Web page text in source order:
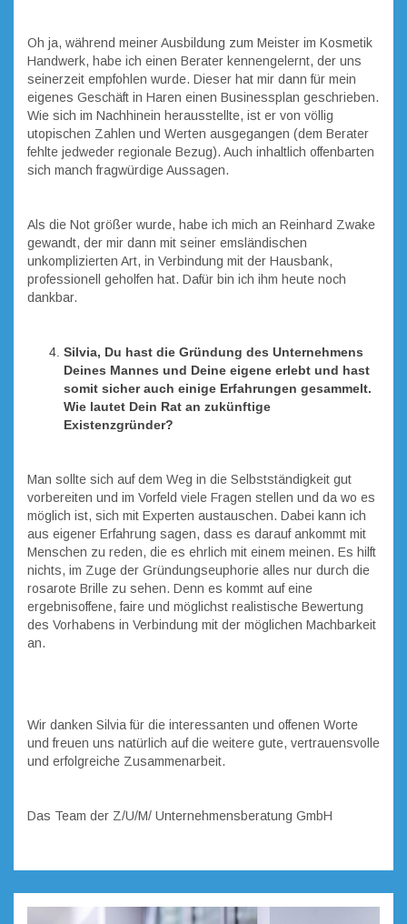
Oh ja, während meiner Ausbildung zum Meister im Kosmetik
Handwerk, habe ich einen Berater kennengelernt, der uns
seinerzeit empfohlen wurde. Dieser hat mir dann für mein
eigenes Geschäft in Haren einen Businessplan geschrieben.
Wie sich im Nachhinein herausstellte, ist er von völlig
utopischen Zahlen und Werten ausgegangen (dem Berater
fehlte jedweder regionale Bezug). Auch inhaltlich offenbarten
sich manch fragwürdige Aussagen.
Als die Not größer wurde, habe ich mich an Reinhard Zwake
gewandt, der mir dann mit seiner emsländischen
unkomplizierten Art, in Verbindung mit der Hausbank,
professionell geholfen hat. Dafür bin ich ihm heute noch
dankbar.
Silvia, Du hast die Gründung des Unternehmens
Deines Mannes und Deine eigene erlebt und hast
somit sicher auch einige Erfahrungen gesammelt.
Wie lautet Dein Rat an zukünftige
Existenzgründer?
Man sollte sich auf dem Weg in die Selbstständigkeit gut
vorbereiten und im Vorfeld viele Fragen stellen und da wo es
möglich ist, sich mit Experten austauschen. Dabei kann ich
aus eigener Erfahrung sagen, dass es darauf ankommt mit
Menschen zu reden, die es ehrlich mit einem meinen. Es hilft
nichts, im Zuge der Gründungseuphorie alles nur durch die
rosarote Brille zu sehen. Denn es kommt auf eine
ergebnisoffene, faire und möglichst realistische Bewertung
des Vorhabens in Verbindung mit der möglichen Machbarkeit
an.
Wir danken Silvia für die interessanten und offenen Worte
und freuen uns natürlich auf die weitere gute, vertrauensvolle
und erfolgreiche Zusammenarbeit.
Das Team der Z/U/M/ Unternehmensberatung GmbH